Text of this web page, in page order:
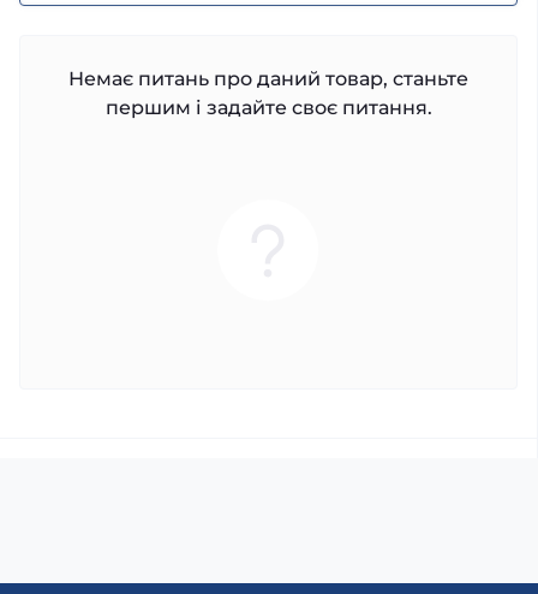
Немає питань про даний товар, станьте
першим і задайте своє питання.